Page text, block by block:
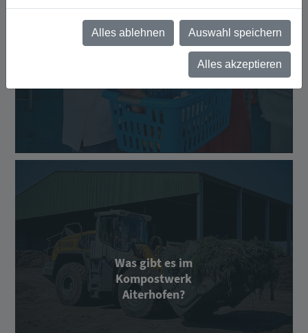
Was kann ich wo
entsorgen?
Was gibt es im
Kompostwerk
Aiterhofen?
Alles ablehnen Auswahl speichern
Alles akzeptieren